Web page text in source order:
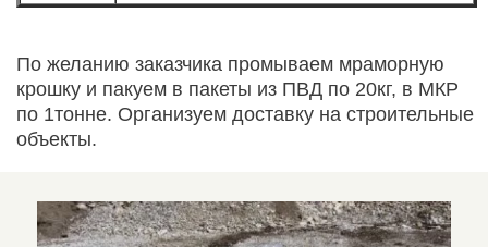
По желанию заказчика промываем мраморную
крошку и пакуем в пакеты из ПВД по 20кг, в МКР
по 1тонне. Организуем доставку на строительные
объекты.